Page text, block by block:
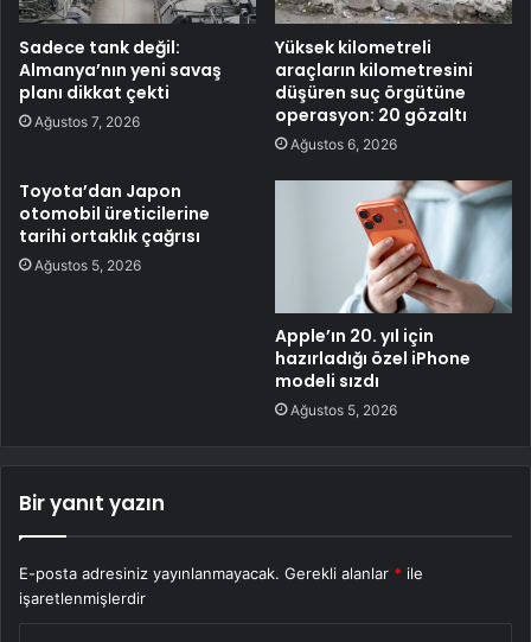
Sadece tank değil:
Almanya’nın yeni savaş
planı dikkat çekti
Ağustos 7, 2026
Yüksek kilometreli
araçların kilometresini
düşüren suç örgütüne
operasyon: 20 gözaltı
Ağustos 6, 2026
Toyota’dan Japon
otomobil üreticilerine
tarihi ortaklık çağrısı
Ağustos 5, 2026
Apple’ın 20. yıl için
hazırladığı özel iPhone
modeli sızdı
Ağustos 5, 2026
Bir yanıt yazın
E-posta adresiniz yayınlanmayacak. Gerekli alanlar * ile
işaretlenmişlerdir